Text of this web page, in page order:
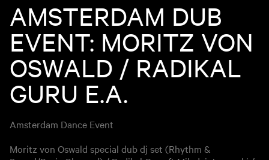
AMSTERDAM DUB
EVENT: MORITZ VON
OSWALD / RADIKAL
GURU E.A.
Amsterdam Dance Event
Moritz von Oswald special dub dj set (Rhythm &